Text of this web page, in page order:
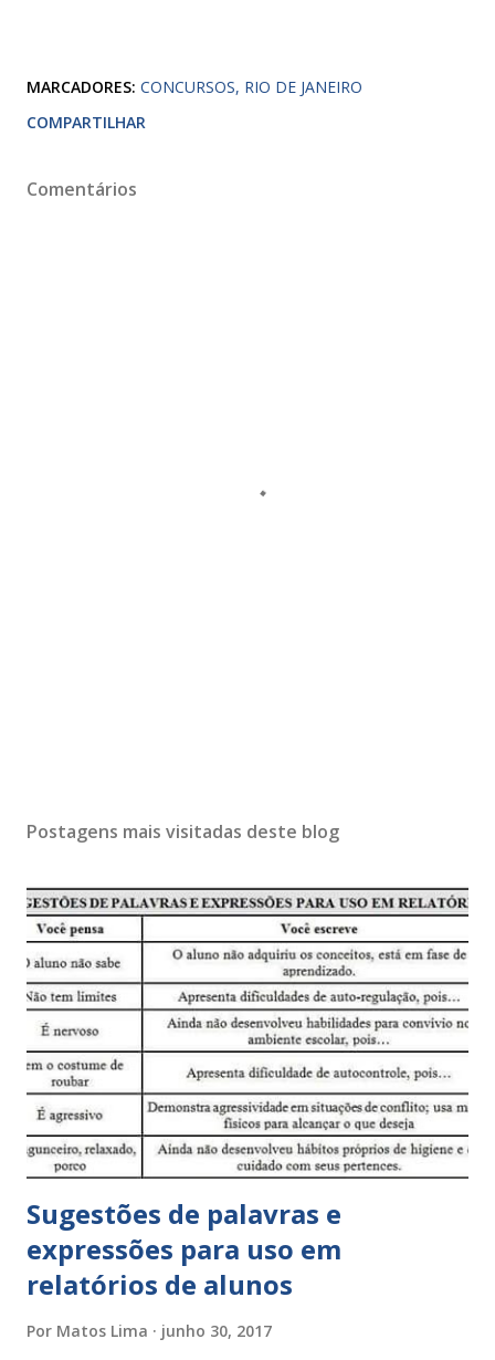
MARCADORES: CONCURSOS RIO DE JANEIRO
COMPARTILHAR
Comentários
Postagens mais visitadas deste blog
Sugestões de palavras e
expressões para uso em
relatórios de alunos
Por Matos Lima junho 30, 2017